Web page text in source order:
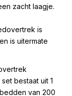
zacht laagje.
is
is uitermate
bestaat uit 1
van 200